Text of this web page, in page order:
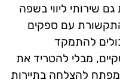
גם שירותי ליווי בשפה
עם ספקים
להתמקד
מבלי להטריד את
מפתח להצלחה בתיירות